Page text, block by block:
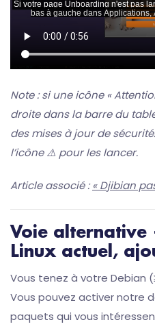
Note : si une icône «
droite dans la barre du
des mises à jour de
l’icône ⚠️ pour les lancer.
Article associé :« Djibian
Voie
Linux actuel,
Vous tenez à votre Debian
Vous pouvez activer notre
paquets qui vous